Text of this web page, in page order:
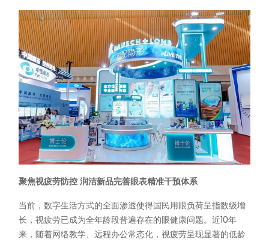
聚焦视疲劳防控 润洁新品完善眼表精准干预体系
当前，数字生活方式的全面渗透使得国民用眼负荷呈指数级增
长，视疲劳已成为全年龄段普遍存在的眼健康问题。近10年
来，随着网络教学、远程办公常态化，视疲劳呈现显著的低龄